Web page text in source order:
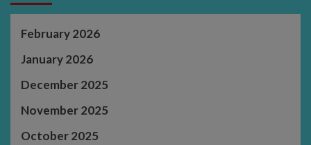
February 2026
January 2026
December 2025
November 2025
October 2025